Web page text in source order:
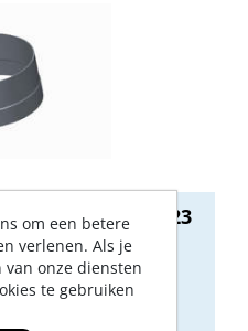
KS 125-123
om een betere
verlenen. Als je
onze diensten
te gebruiken